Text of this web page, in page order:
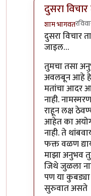
दुसरा विचार
शाम भागवत
In reply to
दुसरा विचार
जाइल…
तुमचा तसा
अवलबून आहे हे
मतांचा आदर
नाही.
राहून लक्ष
आहेत का
नाही. ते
फक्त वळण
माझा अनुभव
जिथे जुळला
पण या कुबड्या
सुरुवात असते